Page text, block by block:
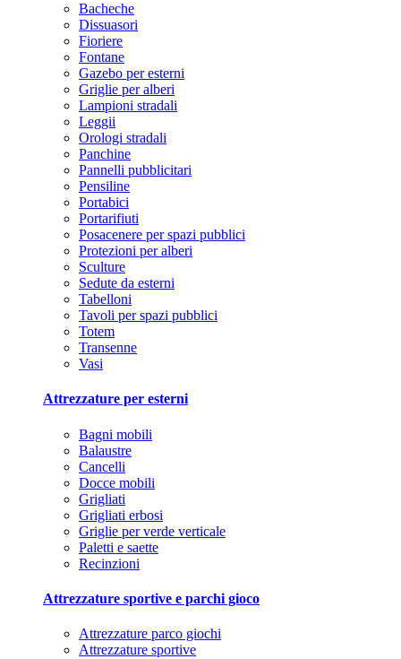
Bacheche
Dissuasori
Fioriere
Fontane
Gazebo per esterni
Griglie per alberi
Lampioni stradali
Leggii
Orologi stradali
Panchine
Pannelli pubblicitari
Pensiline
Portabici
Portarifiuti
Posacenere per spazi pubblici
Protezioni per alberi
Sculture
Sedute da esterni
Tabelloni
Tavoli per spazi pubblici
Totem
Transenne
Vasi
Attrezzature per esterni
Bagni mobili
Balaustre
Cancelli
Docce mobili
Grigliati
Grigliati erbosi
Griglie per verde verticale
Paletti e saette
Recinzioni
Attrezzature sportive e parchi gioco
Attrezzature parco giochi
Attrezzature sportive